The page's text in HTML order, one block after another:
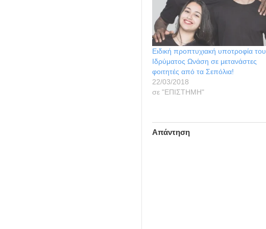
Ειδική προπτυχιακή υποτροφία του
Ιδρύματος Ωνάση σε μετανάστες
φοιτητές από τα Σεπόλια!
22/03/2018
σε "ΕΠΙΣΤΗΜΗ"
Απάντηση